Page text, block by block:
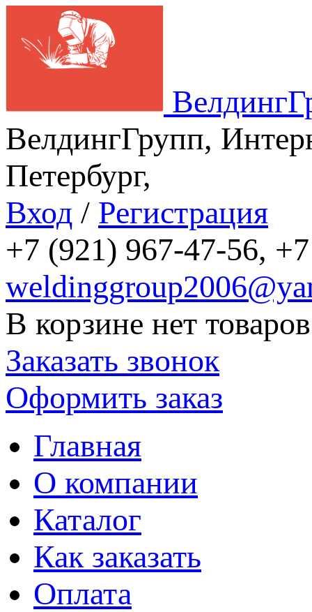
ВелдингГрупп,
Петербург,
Вход / Регистрация
+7 (921) 967-47-56,
В корзине нет товаров
Заказать звонок
Оформить заказ
Главная
О компании
Каталог
Как заказать
Оплата